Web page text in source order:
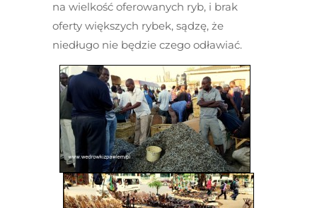
na wielkość oferowanych ryb, i brak
oferty większych rybek, sądzę, że
niedługo nie będzie czego odławiać.